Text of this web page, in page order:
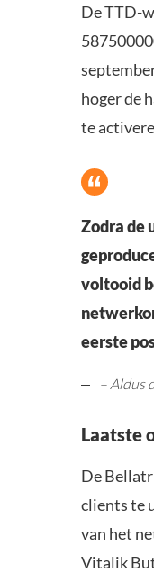
De TTD-
hoger de
te
Zodra de
voltooid
eerste
– Aldus
Laatste
De
clients te
van het
Vitalik